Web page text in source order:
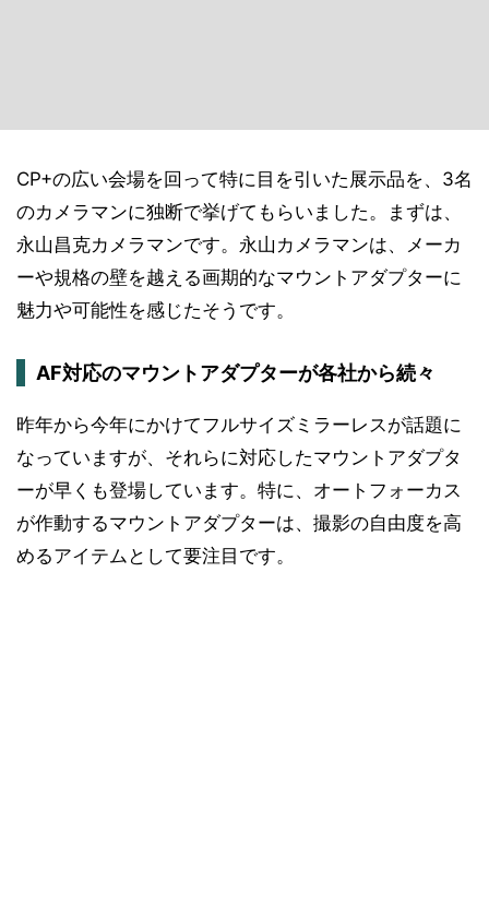
CP+の広い会場を回って特に目を引いた展示品を、3名
のカメラマンに独断で挙げてもらいました。まずは、
永山昌克カメラマンです。永山カメラマンは、メーカ
ーや規格の壁を越える画期的なマウントアダプターに
魅力や可能性を感じたそうです。
AF対応のマウントアダプターが各社から続々
昨年から今年にかけてフルサイズミラーレスが話題に
なっていますが、それらに対応したマウントアダプタ
ーが早くも登場しています。特に、オートフォーカス
が作動するマウントアダプターは、撮影の自由度を高
めるアイテムとして要注目です。